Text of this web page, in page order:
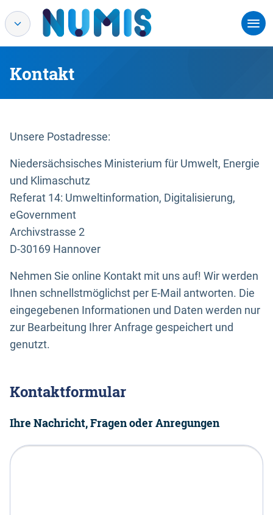
Kontakt
Unsere Postadresse:
Niedersächsisches Ministerium für Umwelt, Energie
und Klimaschutz
Referat 14: Umweltinformation, Digitalisierung,
eGovernment
Archivstrasse 2
D-30169 Hannover
Nehmen Sie online Kontakt mit uns auf! Wir werden
Ihnen schnellstmöglichst per E-Mail antworten. Die
eingegebenen Informationen und Daten werden nur
zur Bearbeitung Ihrer Anfrage gespeichert und
genutzt.
Kontaktformular
Ihre Nachricht, Fragen oder Anregungen